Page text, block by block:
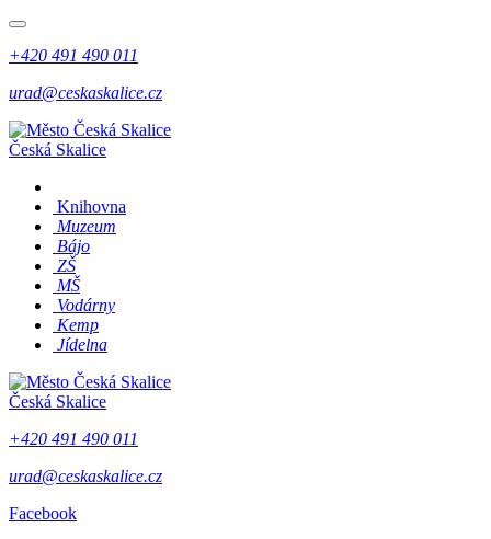
+420 491 490 011
urad@ceskaskalice.cz
Česká Skalice
Knihovna
Muzeum
Bájo
ZŠ
MŠ
Vodárny
Kemp
Jídelna
Česká Skalice
+420 491 490 011
urad@ceskaskalice.cz
Facebook